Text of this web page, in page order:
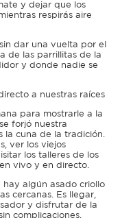
y dejar que los
respirás aire
dar una vuelta por el
de las parrillitas de la
y donde nadie se
a nuestras raíces
para mostrarle a la
forjó nuestra
la cuna de la tradición.
ver los viejos
los talleres de los
vivo y en directo.
hay algún asado criollo
cercanas. Es llegar,
y disfrutar de la
complicaciones.